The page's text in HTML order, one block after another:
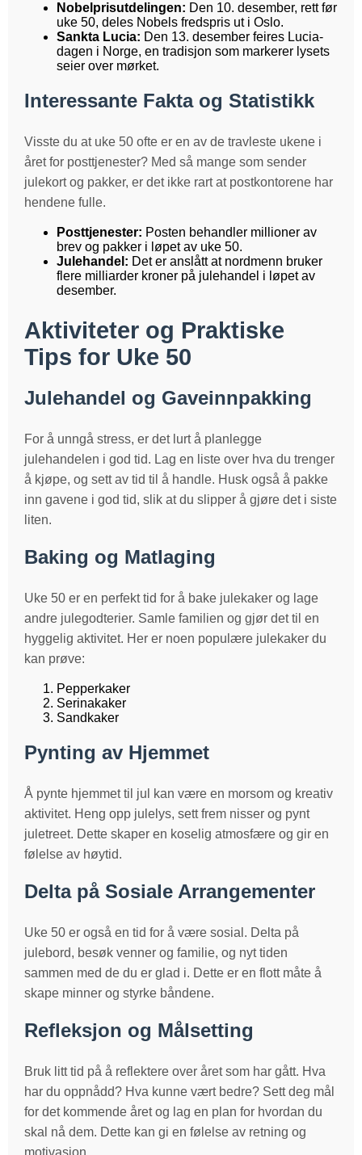
Nobelprisutdelingen: Den 10. desember, rett før
uke 50, deles Nobels fredspris ut i Oslo.
Sankta Lucia: Den 13. desember feires Lucia-
dagen i Norge, en tradisjon som markerer lysets
seier over mørket.
Interessante Fakta og Statistikk
Visste du at uke 50 ofte er en av de travleste ukene i
året for posttjenester? Med så mange som sender
julekort og pakker, er det ikke rart at postkontorene har
hendene fulle.
Posttjenester: Posten behandler millioner av
brev og pakker i løpet av uke 50.
Julehandel: Det er anslått at nordmenn bruker
flere milliarder kroner på julehandel i løpet av
desember.
Aktiviteter og Praktiske
Tips for Uke 50
Julehandel og Gaveinnpakking
For å unngå stress, er det lurt å planlegge
julehandelen i god tid. Lag en liste over hva du trenger
å kjøpe, og sett av tid til å handle. Husk også å pakke
inn gavene i god tid, slik at du slipper å gjøre det i siste
liten.
Baking og Matlaging
Uke 50 er en perfekt tid for å bake julekaker og lage
andre julegodterier. Samle familien og gjør det til en
hyggelig aktivitet. Her er noen populære julekaker du
kan prøve:
Pepperkaker
Serinakaker
Sandkaker
Pynting av Hjemmet
Å pynte hjemmet til jul kan være en morsom og kreativ
aktivitet. Heng opp julelys, sett frem nisser og pynt
juletreet. Dette skaper en koselig atmosfære og gir en
følelse av høytid.
Delta på Sosiale Arrangementer
Uke 50 er også en tid for å være sosial. Delta på
julebord, besøk venner og familie, og nyt tiden
sammen med de du er glad i. Dette er en flott måte å
skape minner og styrke båndene.
Refleksjon og Målsetting
Bruk litt tid på å reflektere over året som har gått. Hva
har du oppnådd? Hva kunne vært bedre? Sett deg mål
for det kommende året og lag en plan for hvordan du
skal nå dem. Dette kan gi en følelse av retning og
motivasjon.